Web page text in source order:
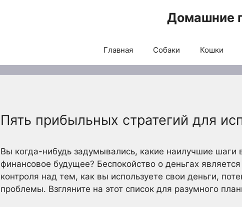
Домашние
Главная Собаки Кошки
Пять прибыльных стратегий для
Вы когда-нибудь задумывались, какие наилучшие
финансовое будущее? Беспокойство о деньгах
контроля над тем, как вы используете свои деньги,
проблемы. Взгляните на этот список для разумного